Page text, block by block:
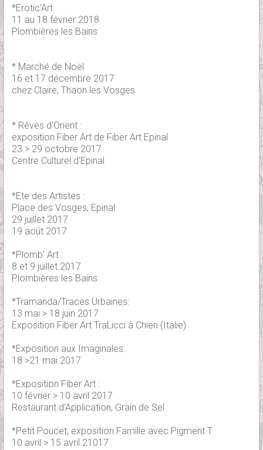
*Erotic'Art
11 au 18 février 2018
Plombières les Bains
* Marché de Noël
16 et 17 décembre 2017
chez Claire, Thaon les Vosges
* Rêves d'Orient :
exposition Fiber Art de Fiber Art Epinal
23 > 29 octobre 2017
Centre Culturel d'Epinal
*Ete des Artistes :
Place des Vosges, Epinal
29 juillet 2017
19 août 2017
*Plomb' Art :
8 et 9 juillet 2017
Plombières les Bains
*Tramanda/Traces Urbaines:
13 mai > 18 juin 2017
Exposition Fiber Art TraLicci à Chieri (Italie)
*Exposition aux Imaginales:
18 >21 mai 2017
*Exposition Fiber Art :
10 février > 10 avril 2017
Restaurant d'Application, Grain de Sel
*Petit Poucet, exposition Famille avec Pigment T
10 avril > 15 avril 21017